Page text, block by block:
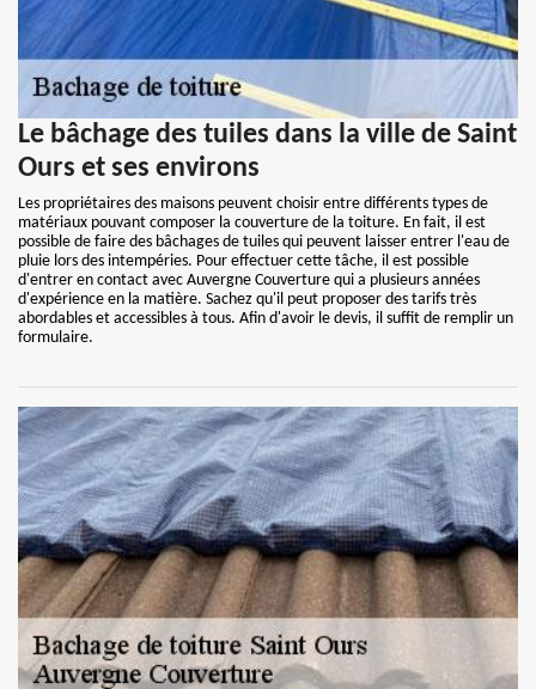
Le bâchage des tuiles dans la ville de Saint
Ours et ses environs
Les propriétaires des maisons peuvent choisir entre différents types de
matériaux pouvant composer la couverture de la toiture. En fait, il est
possible de faire des bâchages de tuiles qui peuvent laisser entrer l'eau de
pluie lors des intempéries. Pour effectuer cette tâche, il est possible
d'entrer en contact avec Auvergne Couverture qui a plusieurs années
d'expérience en la matière. Sachez qu'il peut proposer des tarifs très
abordables et accessibles à tous. Afin d'avoir le devis, il suffit de remplir un
formulaire.